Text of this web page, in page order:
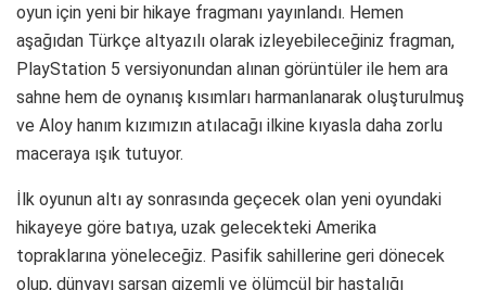
oyun için yeni bir hikaye fragmanı yayınlandı. Hemen
aşağıdan Türkçe altyazılı olarak izleyebileceğiniz fragman,
PlayStation 5 versiyonundan alınan görüntüler ile hem ara
sahne hem de oynanış kısımları harmanlanarak oluşturulmuş
ve Aloy hanım kızımızın atılacağı ilkine kıyasla daha zorlu
maceraya ışık tutuyor.
İlk oyunun altı ay sonrasında geçecek olan yeni oyundaki
hikayeye göre batıya, uzak gelecekteki Amerika
topraklarına yöneleceğiz. Pasifik sahillerine geri dönecek
olup, dünyayı sarsan gizemli ve ölümcül bir hastalığı